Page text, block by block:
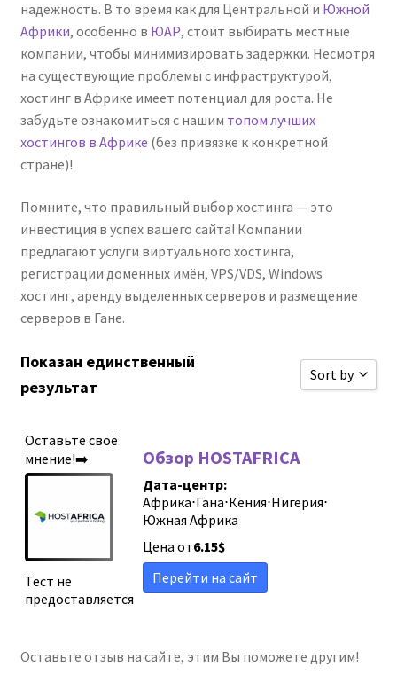
надежность. В то время как для Центральной и Южной
Африки, особенно в ЮАР, стоит выбирать местные
компании, чтобы минимизировать задержки. Несмотря
на существующие проблемы с инфраструктурой,
хостинг в Африке имеет потенциал для роста. Не
забудьте ознакомиться с нашим топом лучших
хостингов в Африке (без привязке к конкретной
стране)!
Помните, что правильный выбор хостинга — это
инвестиция в успех вашего сайта! Компании
предлагают услуги виртуального хостинга,
регистрации доменных имён, VPS/VDS, Windows
хостинг, аренду выделенных серверов и размещение
серверов в Гане.
Показан единственный
результат
Sort by
Оставьте своё
мнение!➡️
Тест не
предоставляется
Обзор HOSTAFRICA
Дата-центр:
Африка⋅Гана⋅Кения⋅Нигерия⋅
Южная Африка
Цена от6.15$
Перейти на сайт
Оставьте отзыв на сайте, этим Вы поможете другим!